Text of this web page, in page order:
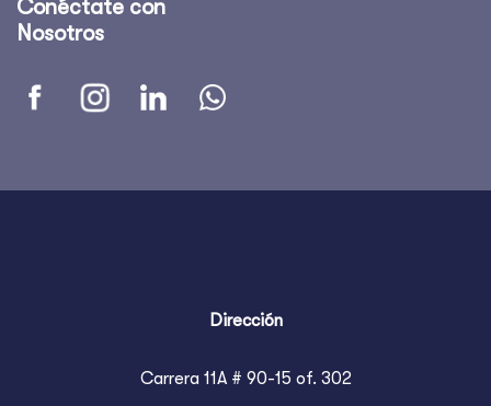
Conéctate con
Nosotros
Dirección
Carrera 11A # 90-15 of. 302